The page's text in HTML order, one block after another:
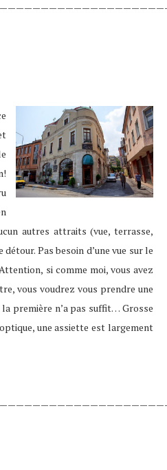
autres attraits (vue, terrasse,
Pas besoin d’une vue sur le
si comme moi, vous avez
vous voudrez vous prendre une
première n’a pas suffit… Grosse
une assiette est largement